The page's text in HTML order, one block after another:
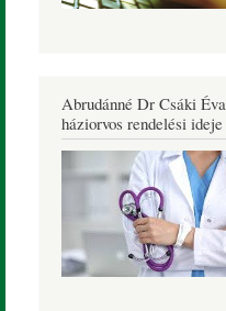
Abrudánné Dr Csáki Éva
háziorvos rendelési ideje